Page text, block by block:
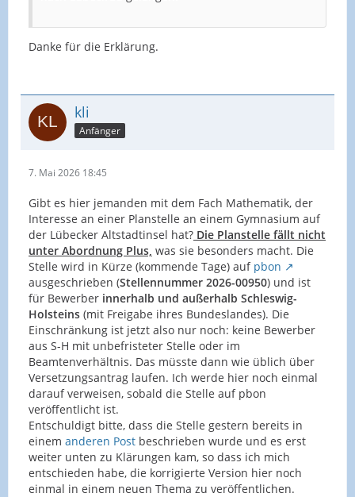
Danke für die Erklärung.
kli
Anfänger
7. Mai 2026 18:45
Gibt es hier jemanden mit dem Fach Mathematik, der
Interesse an einer Planstelle an einem Gymnasium auf
der Lübecker Altstadtinsel hat? Die Planstelle fällt nicht
unter Abordnung Plus, was sie besonders macht. Die
Stelle wird in Kürze (kommende Tage) auf pbon
ausgeschrieben (Stellennummer 2026-00950) und ist
für Bewerber innerhalb und außerhalb Schleswig-
Holsteins (mit Freigabe ihres Bundeslandes). Die
Einschränkung ist jetzt also nur noch: keine Bewerber
aus S-H mit unbefristeter Stelle oder im
Beamtenverhältnis. Das müsste dann wie üblich über
Versetzungsantrag laufen. Ich werde hier noch einmal
darauf verweisen, sobald die Stelle auf pbon
veröffentlicht ist.
Entschuldigt bitte, dass die Stelle gestern bereits in
einem anderen Post beschrieben wurde und es erst
weiter unten zu Klärungen kam, so dass ich mich
entschieden habe, die korrigierte Version hier noch
einmal in einem neuen Thema zu veröffentlichen.